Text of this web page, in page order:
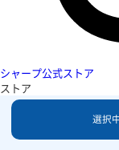
シャープ公式ストア
ストア
選択